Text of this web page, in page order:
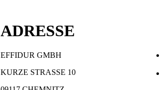
ADRESSE
EFFIDUR GMBH
KURZE STRASSE 10